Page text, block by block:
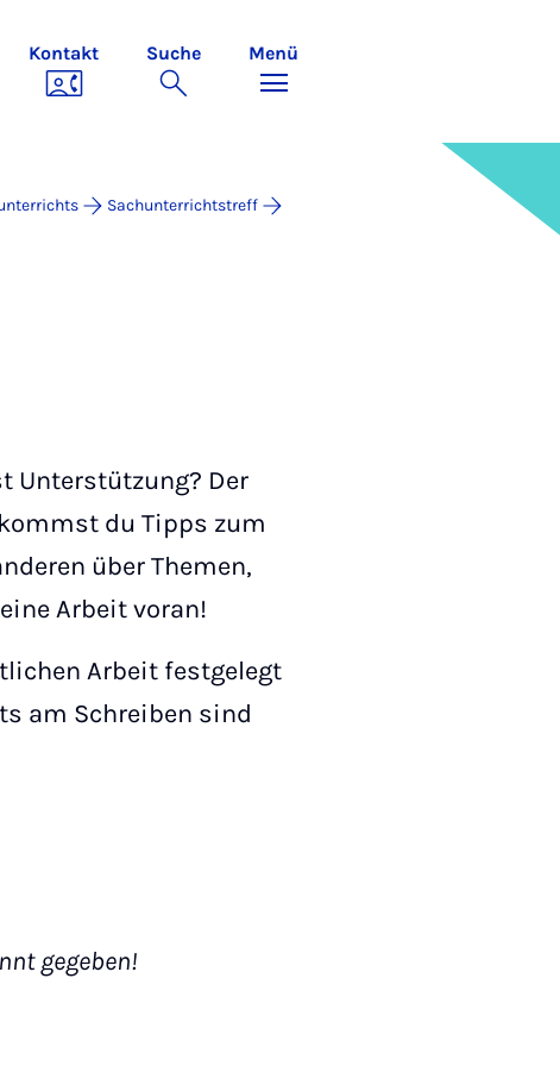
Kontakt Suche Menü
Sachunterrichtstreff
Unterstützung? Der
du Tipps zum
über Themen,
Arbeit voran!
Arbeit festgelegt
am Schreiben sind
gegeben!